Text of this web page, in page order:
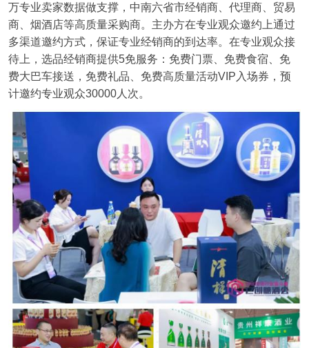
万专业卖家数据做支撑，中南六省市经销商、代理商、贸易
商、烟酒店等高质量采购商。主办方在专业观众邀约上通过
多渠道邀约方式，保证专业经销商的到达率。在专业观众接
待上，选品经销商提供5免服务：免费门票、免费食宿、免
费大巴车接送，免费礼品、免费高质量活动VIP入场券，预
计邀约专业观众30000人次。